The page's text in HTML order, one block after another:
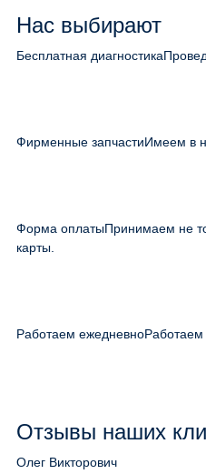
Нас выбирают
Бесплатная диагностика
Фирменные запчастиИмеем в
Форма оплатыПринимаем не
карты.
Работаем ежедневноРаботаем
Отзывы наших
Олег Викторович